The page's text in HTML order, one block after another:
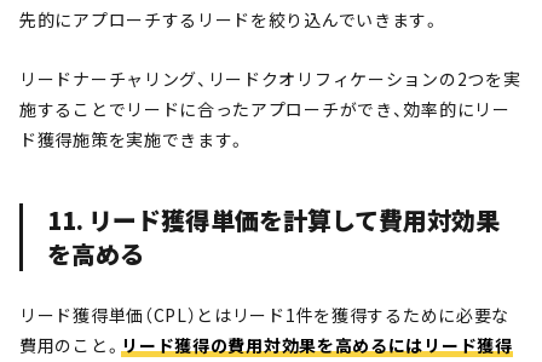
先的にアプローチするリードを絞り込んでいきます。
リードナーチャリング、リードクオリフィケーションの2つを実
施することでリードに合ったアプローチができ、効率的にリー
ド獲得施策を実施できます。
11. リード獲得単価を計算して費用対効果
を高める
リード獲得単価（CPL）とはリード1件を獲得するために必要な
費用のこと。リード獲得の費用対効果を高めるにはリード獲得